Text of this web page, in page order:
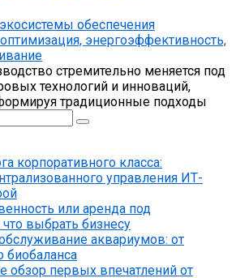
обеспечения
энергоэффективность,
стремительно меняется под
технологий и инноваций,
традиционные подходы
корпоративного класса:
управления ИТ-
или аренда под
выбрать бизнесу
аквариумов: от
биобаланса
обзор первых впечатлений от